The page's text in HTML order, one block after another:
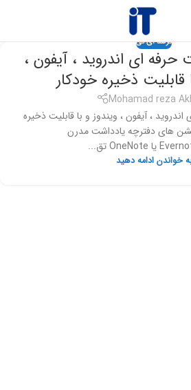
ترفند آی تی
ای اندروید ، آیفون ،
قابلیت ذخیره خودکار
Mohamad reza
، آیفون ، ویندوز و با قابلیت ذخیره
های دفترچه یادداشت مدرن
خواندن ادامه دهید